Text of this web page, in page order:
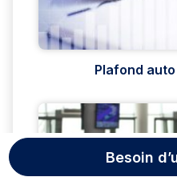
Plafond
Besoin